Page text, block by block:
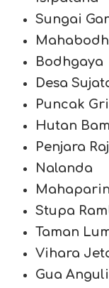
Sungai
Bodhgaya
Desa
Puncak
Hutan
Penjara
Nalanda
Stupa
Taman
Vihara
Gua